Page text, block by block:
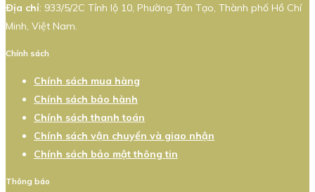
Địa chỉ: 933/5/2C Tỉnh lộ 10, Phường Tân Tạo, Thành phố Hồ Chí
Minh, Việt Nam.
Chính sách
Chính sách mua hàng
Chính sách bảo hành
Chính sách thanh toán
Chính sách vận chuyển và giao nhận
Chính sách bảo mật thông tin
Thông báo